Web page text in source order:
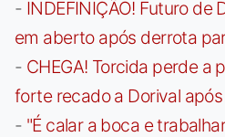
- INDEFINIÇÃO! Futuro de
em aberto após derrota
- CHEGA! Torcida perde a
forte recado a Dorival
- "É calar a boca e